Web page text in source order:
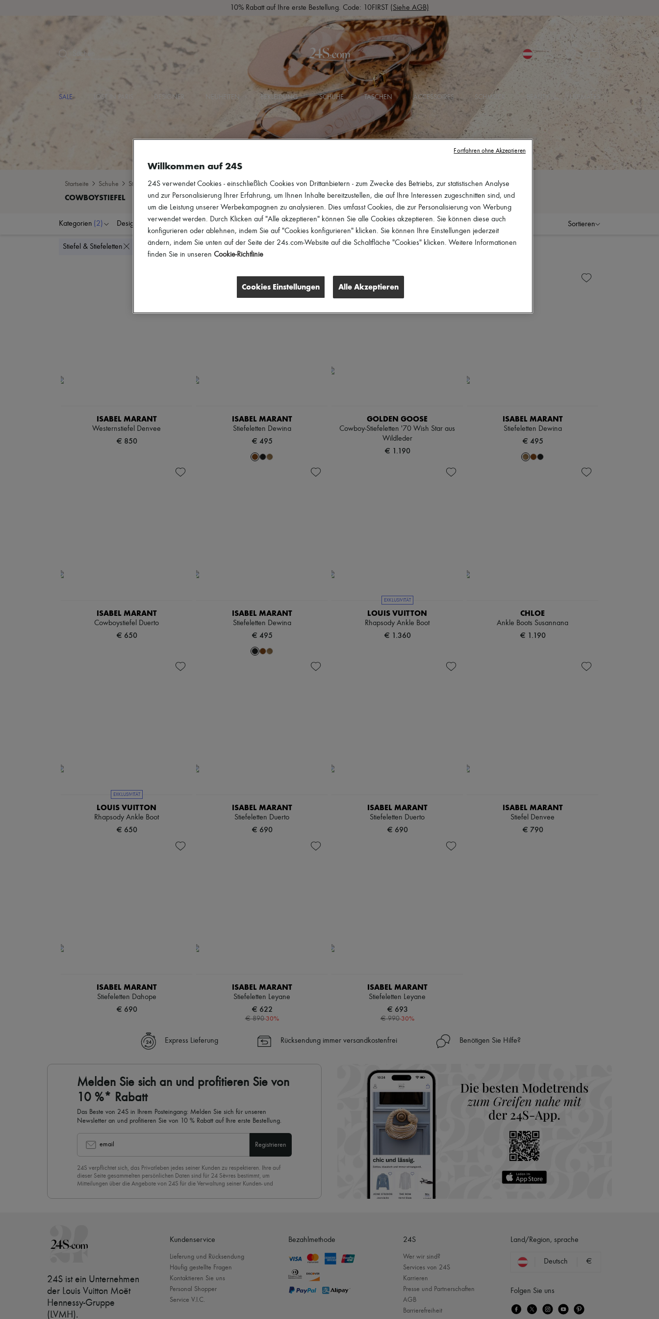
10% Rabatt auf Ihre erste Bestellung. Code: 10FIRST (Siehe AGB)
Suchen
SALE LOST IN PARIS DESIGNER NEUHEITEN BEKLEIDUNG SCHUHE TASCHEN ACCESSOIRES SCHMUCK BEAUTY ULTIMATES
Startseite Schuhe Stiefel & Stiefeletten Cowboystiefel
Kategorien (2) Designer Farben Schuhgrößen Preis Rabatte Sortieren
Stiefel & Stiefeletten Cowboystiefel Alle löschen
ISABEL MARANT
Westernstiefel Denvee
€ 850
ISABEL MARANT
Stiefeletten Dewina
€ 495
GOLDEN GOOSE
Cowboy-Stiefeletten '70 Wish Star aus
Wildleder
€ 1.190
ISABEL MARANT
Stiefeletten Dewina
€ 495
ISABEL MARANT
Cowboystiefel Duerto
€ 650
ISABEL MARANT
Stiefeletten Dewina
€ 495
EXKLUSIVITÄT
LOUIS VUITTON
Rhapsody Ankle Boot
€ 1.360
CHLOE
Ankle Boots Susannana
€ 1.190
EXKLUSIVITÄT
LOUIS VUITTON
Rhapsody Ankle Boot
€ 650
ISABEL MARANT
Stiefeletten Duerto
€ 690
ISABEL MARANT
Stiefeletten Duerto
€ 690
ISABEL MARANT
Stiefel Denvee
€ 790
ISABEL MARANT
Stiefeletten Dahope
€ 690
ISABEL MARANT
Stiefeletten Leyane
€ 622
€ 890-30%
ISABEL MARANT
Stiefeletten Leyane
€ 693
€ 990-30%
Express Lieferung Rücksendung immer versandkostenfrei Benötigen Sie Hilfe?
Melden Sie sich an und profitieren Sie von
10 %* Rabatt
Das Beste von 24S in Ihrem Posteingang: Melden Sie sich für unseren
Newsletter an und profitieren Sie von 10 % Rabatt auf Ihre erste Bestellung.
email Registrieren
24S verpflichtet sich, das Privatleben jedes seiner Kunden zu respektieren. Ihre auf
dieser Seite gesammelten persönlichen Daten sind für 24 Sèvres bestimmt, um
Mitteilungen über die Angebote von 24S für die Verwaltung seiner Kunden- und
stimmen Sie unsererDatenschutzrichtlinievorbehaltlos zu. Um den Newsletter
24S ist ein Unternehmen
der Louis Vuitton Moët
Hennessy-Gruppe
(LVMH).
Kundenservice
Lieferung und Rücksendung
Häufig gestellte Fragen
Kontaktieren Sie uns
Personal Shopper
Service V.I.C.
Bezahlmethode 24S
Wer wir sind?
Services von 24S
Karrieren
Presse und Partnerschaften
AGB
Barrierefreiheit
Land/Region, sprache
Deutsch €
Folgen Sie uns
Willkommen auf 24S
24S verwendet Cookies - einschließlich Cookies von Drittanbietern - zum Zwecke des Betriebs, zur statistischen Analyse
und zur Personalisierung Ihrer Erfahrung, um Ihnen Inhalte bereitzustellen, die auf Ihre Interessen zugeschnitten sind, und
um die Leistung unserer Werbekampagnen zu analysieren. Dies umfasst Cookies, die zur Personalisierung von Werbung
verwendet werden. Durch Klicken auf "Alle akzeptieren" können Sie alle Cookies akzeptieren. Sie können diese auch
konfigurieren oder ablehnen, indem Sie auf "Cookies konfigurieren" klicken. Sie können Ihre Einstellungen jederzeit
ändern, indem Sie unten auf der Seite der 24s.com-Website auf die Schaltfläche "Cookies" klicken. Weitere Informationen
finden Sie in unseren Cookie-Richtlinie
Cookies Einstellungen Alle Akzeptieren
Fortfahren ohne Akzeptieren